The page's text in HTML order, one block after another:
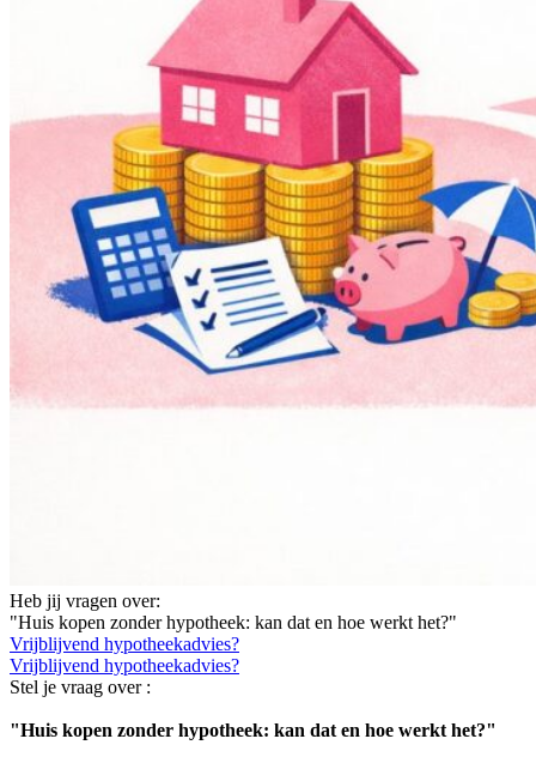
Heb jij vragen over:
"Huis kopen zonder hypotheek: kan dat en hoe werkt het?"
Vrijblijvend hypotheekadvies?
Vrijblijvend hypotheekadvies?
Stel je vraag over :
"Huis kopen zonder hypotheek: kan dat en hoe werkt het?"